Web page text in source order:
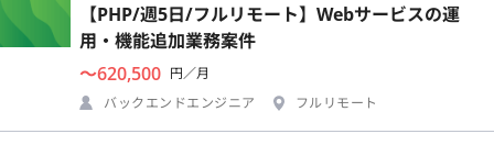
【PHP/週5日/フルリモート】Webサービスの運
用・機能追加業務案件
〜620,500 円／月
バックエンドエンジニア
フルリモート